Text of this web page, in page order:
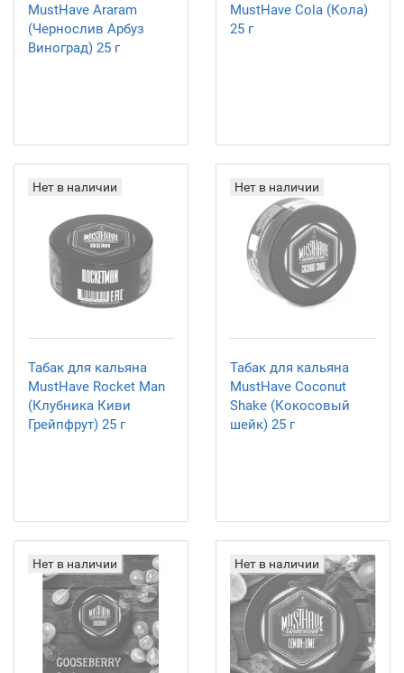
MustHave Araram
(Чернослив Арбуз
Виноград) 25 г
MustHave Cola (Кола)
25 г
Нет в наличии
Табак для кальяна
MustHave Rocket Man
(Клубника Киви
Грейпфрут) 25 г
Нет в наличии
Табак для кальяна
MustHave Coconut
Shake (Кокосовый
шейк) 25 г
Нет в наличии Нет в наличии